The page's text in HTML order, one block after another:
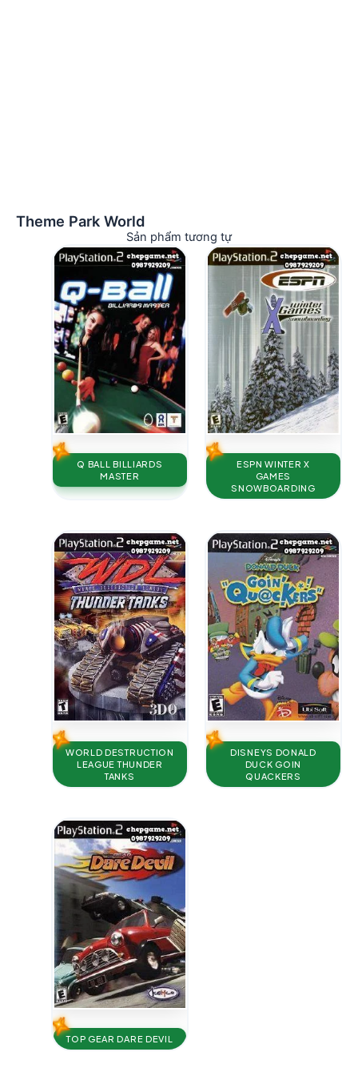
Theme Park World
Sản phẩm tương tự
Q BALL BILLIARDS
MASTER
ESPN WINTER X
GAMES
SNOWBOARDING
WORLD DESTRUCTION
LEAGUE THUNDER
TANKS
DISNEYS DONALD
DUCK GOIN
QUACKERS
TOP GEAR DARE DEVIL